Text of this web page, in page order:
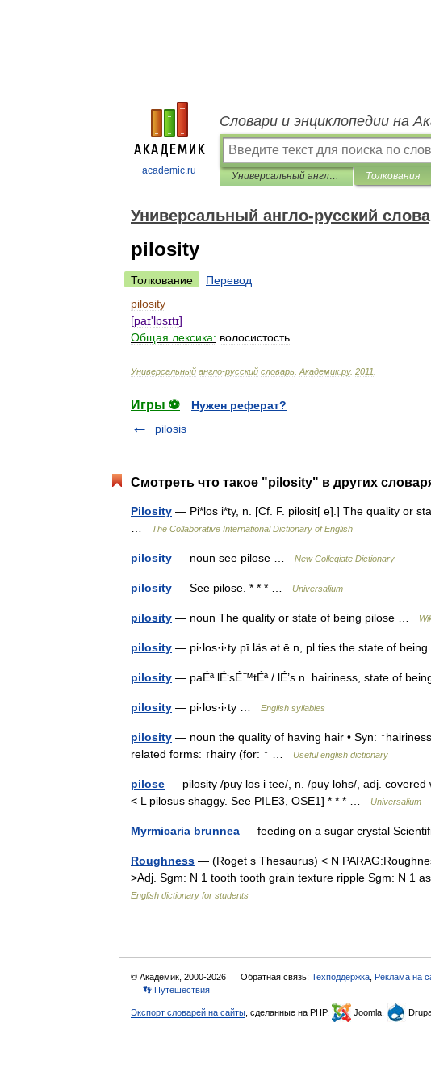
academic.ru
Словари и энциклопедии на
Универсальный англо-русский словарь Толкования
Универсальный англо-русский
pilosity
Толкование
Перевод
pilosity
[paɪ'lɒsɪtɪ]
Общая лексика: волосистость
Универсальный англо-русский словарь Академик.ру. 2011
Игры ⚽
Нужен реферат?
pilosis
Смотреть что такое "pilosity" в других
Pilosity — Pi*los i*ty, n. [Cf. F. pilosit[ e].] The quality or
The Collaborative International Dictionary of English
pilosity — noun see pilose … New Collegiate Dictionary
pilosity — See pilose. * * * … Universalium
pilosity — noun The quality or state of being pilose …
pilosity — pi·los·i·ty pī läs ət ē n, pl ties the state of
pilosity — paÉª lÉ‘sÉ™tÉª / lÉ’s n. hairiness, state of
pilosity — pi·los·i·ty … English syllables
pilosity — noun the quality of having hair • Syn:
related forms: ↑hairy (for: ↑ …
Useful english dictionary
pilose — pilosity /puy los i tee/, n. /puy lohs/, adj. covered
< L pilosus shaggy. See PILE3, OSE1] * * * …
Universalium
Myrmicaria brunnea — feeding on a sugar crystal
Roughness — (Roget s Thesaurus) < N
>Adj. Sgm: N 1 tooth tooth grain texture ripple Sgm: N 1
English dictionary for students
© Академик, 2000-2026 Обратная связь: Техподдержка Реклама на
👣 Путешествия
Экспорт словарей на сайты , сделанные на PHP, Joomla,